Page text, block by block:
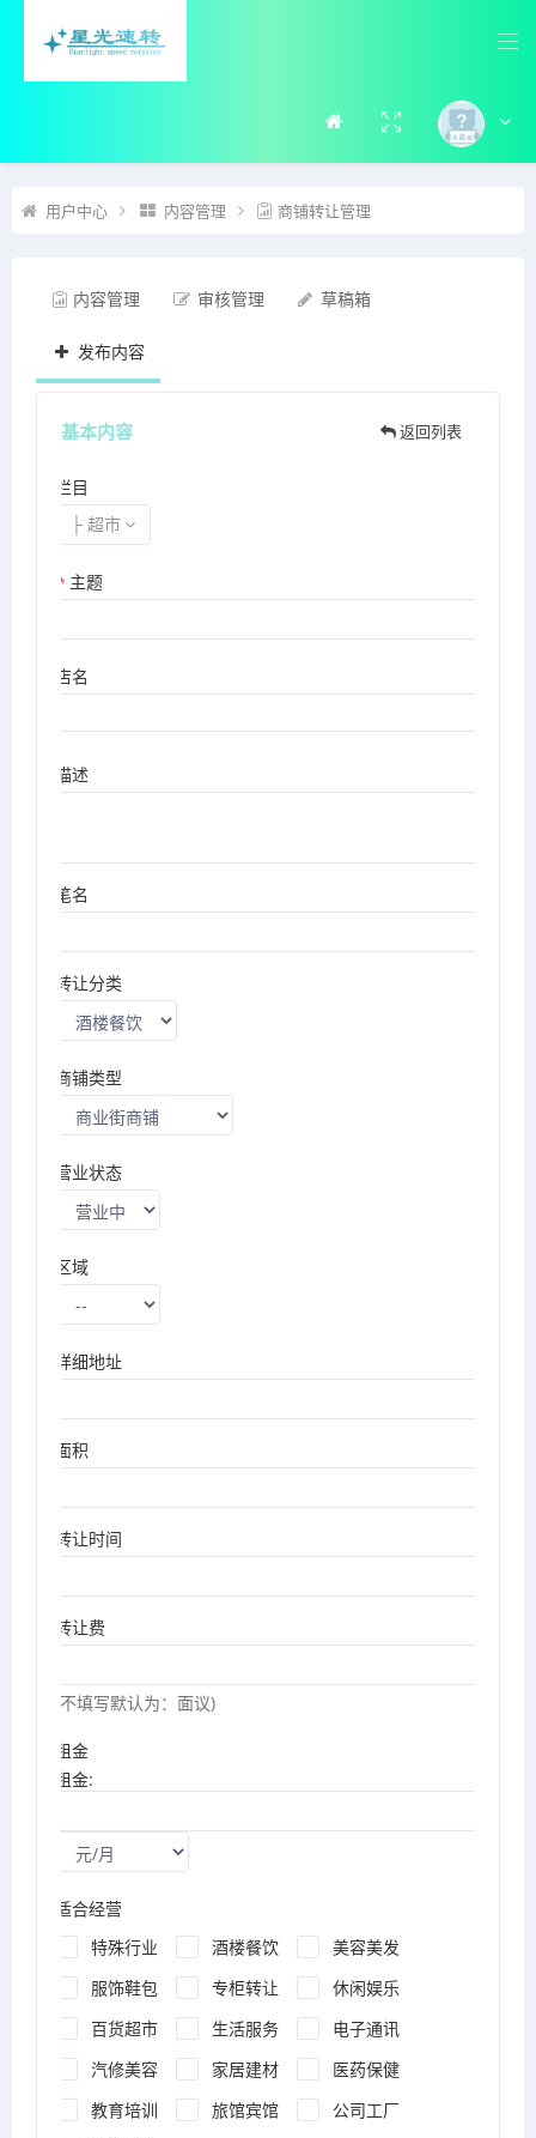
用户中心 内容管理 商铺转让管理
内容管理 审核管理 草稿箱
发布内容
基本内容 返回列表
栏目
├ 超市
* 主题
店名
描述
笔名
转让分类
商铺类型
营业状态
区域
详细地址
面积
转让时间
转让费
(不填写默认为：面议)
租金
租金:
适合经营
特殊行业
酒楼餐饮
美容美发
服饰鞋包
专柜转让
休闲娱乐
百货超市
生活服务
电子通讯
汽修美容
家居建材
医药保健
教育培训
旅馆宾馆
公司工厂